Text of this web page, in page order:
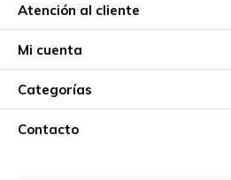
Atención al cliente
Mi cuenta
Categorías
Contacto